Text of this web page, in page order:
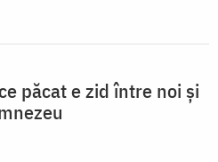
păcat e zid între noi și